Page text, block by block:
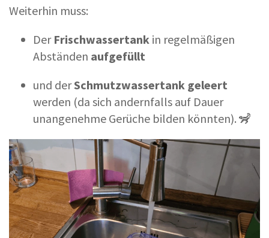
Weiterhin muss:
Der Frischwassertank in regelmäßigen
Abständen aufgefüllt
und derSchmutzwassertank geleert
werden (da sich andernfalls auf Dauer
unangenehme Gerüche bilden könnten). 🦨